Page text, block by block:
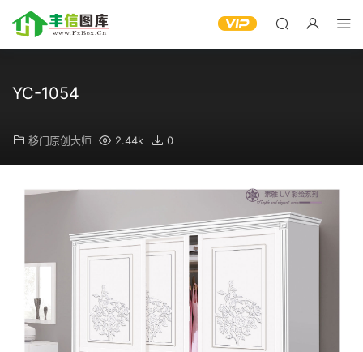
YC-1054
移门原创大师 2.44k 0